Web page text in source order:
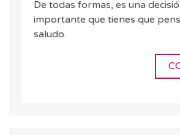
De todas formas, es una
importante que tienes que
saludo.